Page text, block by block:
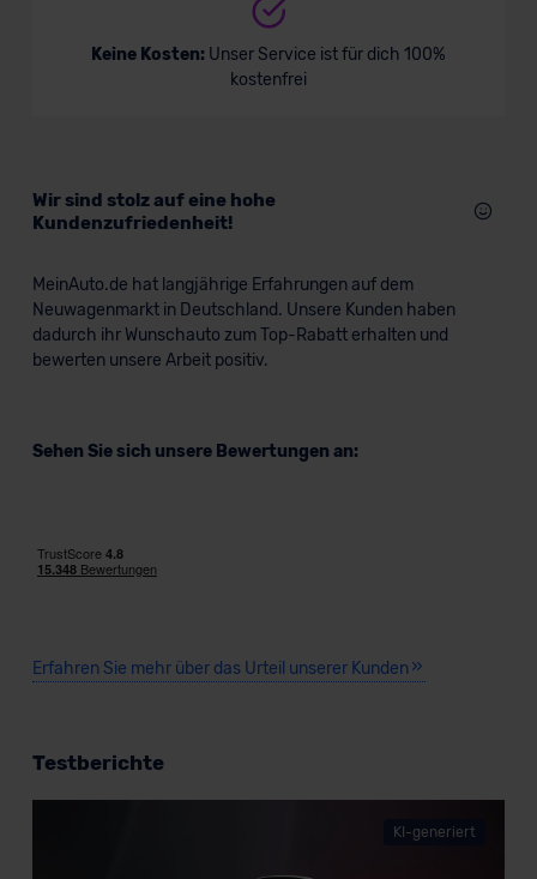
Keine Kosten: Unser Service ist für dich 100%
kostenfrei
Wir sind stolz auf eine hohe
Kundenzufriedenheit!
MeinAuto.de hat langjährige Erfahrungen auf dem
Neuwagenmarkt in Deutschland. Unsere Kunden haben
dadurch ihr Wunschauto zum Top-Rabatt erhalten und
bewerten unsere Arbeit positiv.
Sehen Sie sich unsere Bewertungen an:
Erfahren Sie mehr über das Urteil unserer Kunden
Testberichte
KI-generiert